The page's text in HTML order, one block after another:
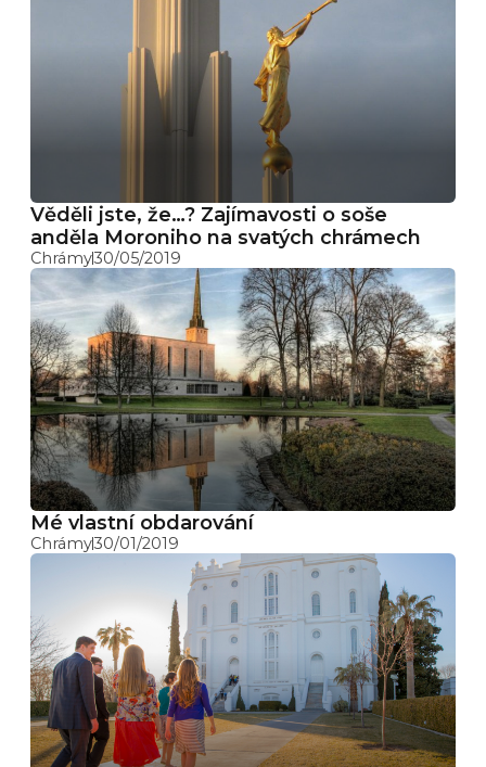
Věděli jste, že…? Zajímavosti o soše
anděla Moroniho na svatých chrámech
Chrámy30/05/2019
Mé vlastní obdarování
Chrámy30/01/2019